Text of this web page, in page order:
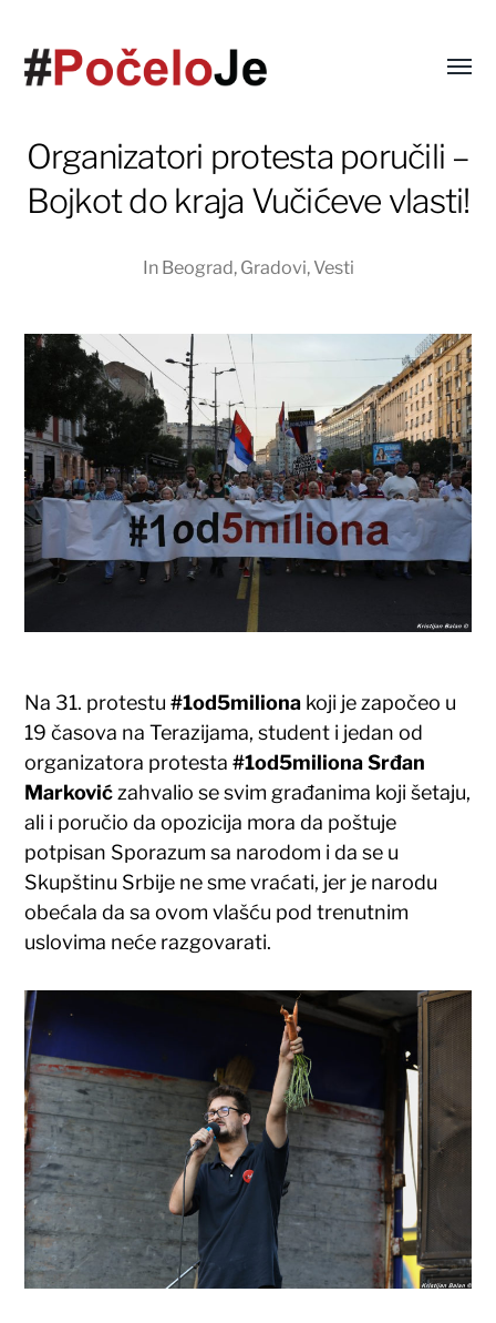
Organizatori protesta poručili –
Bojkot do kraja Vučićeve vlasti!
In Beograd, Gradovi, Vesti
Na 31. protestu#1od5miliona koji je započeo u
19 časova na Terazijama, student i jedan od
organizatora protesta#1od5miliona Srđan
Markovićzahvalio se svim građanima koji šetaju,
ali i poručio da opozicija mora da poštuje
potpisan Sporazum sa narodom i da se u
Skupštinu Srbije ne sme vraćati, jer je narodu
obećala da sa ovom vlašću pod trenutnim
uslovima neće razgovarati.